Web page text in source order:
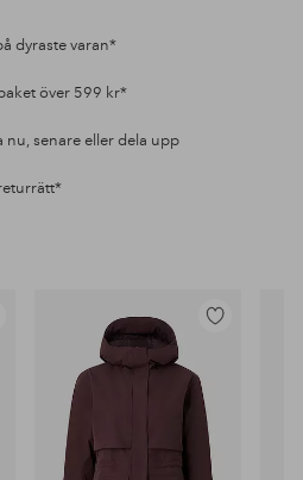
dyraste varan*
över 599 kr*
nu, senare eller dela upp
Lägg
i
favoriter